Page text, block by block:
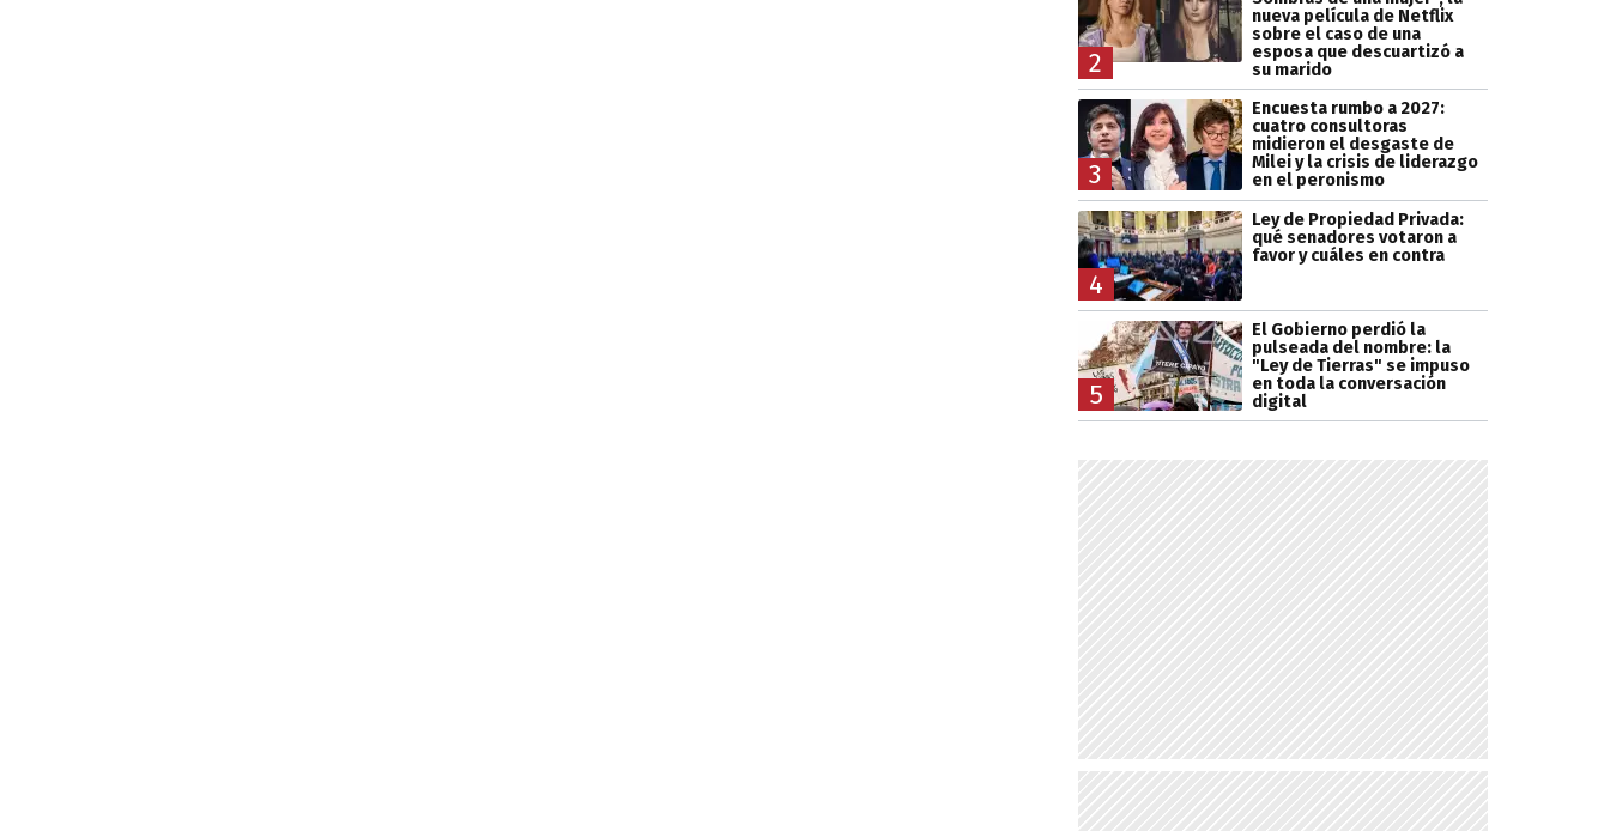
2
nueva película de Netflix
sobre el caso de una
esposa que descuartizó a
su marido
3
Encuesta rumbo a 2027:
cuatro consultoras
midieron el desgaste de
Milei y la crisis de liderazgo
en el peronismo
4
Ley de Propiedad Privada:
qué senadores votaron a
favor y cuáles en contra
5
El Gobierno perdió la
pulseada del nombre: la
"Ley de Tierras" se impuso
en toda la conversación
digital